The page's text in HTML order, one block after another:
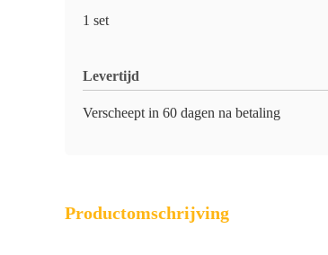
1 set
Levertijd
Verscheept in 60 dagen na betaling
Productomschrijving